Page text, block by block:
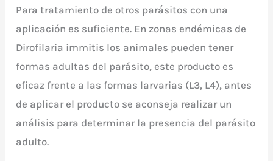
Para tratamiento de otros parásitos con una
aplicación es suficiente. En zonas endémicas de
Dirofilaria immitis los animales pueden tener
formas adultas del parásito, este producto es
eficaz frente a las formas larvarias (L3, L4), antes
de aplicar el producto se aconseja realizar un
análisis para determinar la presencia del parásito
adulto.